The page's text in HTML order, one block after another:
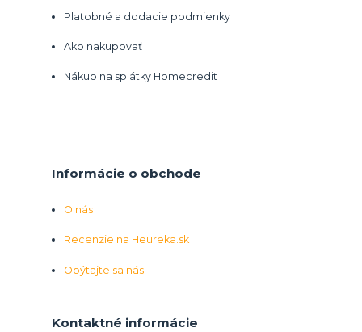
Platobné a dodacie podmienky
Ako nakupovať
Nákup na splátky Homecredit
Informácie o obchode
O nás
Recenzie na Heureka.sk
Opýtajte sa nás
Kontaktné informácie